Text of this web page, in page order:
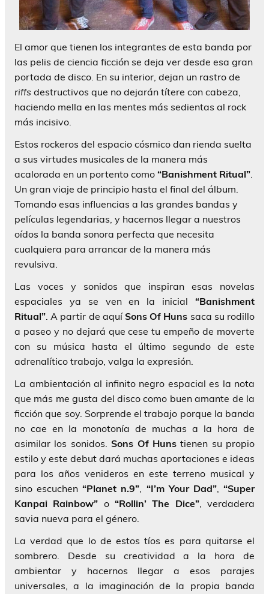
El amor que tienen los integrantes de esta banda por
las pelis de ciencia ficción se deja ver desde esa gran
portada de disco. En su interior, dejan un rastro de
riffs destructivos que no dejarán títere con cabeza,
haciendo mella en las mentes más sedientas al rock
más incisivo.
Estos rockeros del espacio cósmico dan rienda suelta
a sus virtudes musicales de la manera más
acalorada en un portento como “Banishment Ritual”.
Un gran viaje de principio hasta el final del álbum.
Tomando esas influencias a las grandes bandas y
películas legendarias, y hacernos llegar a nuestros
oídos la banda sonora perfecta que necesita
cualquiera para arrancar de la manera más
revulsiva.
Las voces y sonidos que inspiran esas novelas
espaciales ya se ven en la inicial “Banishment
Ritual”. A partir de aquíSons Of Huns saca su rodillo
a paseo y no dejará que cese tu empeño de moverte
con su música hasta el último segundo de este
adrenalítico trabajo, valga la expresión.
La ambientación al infinito negro espacial es la nota
que más me gusta del disco como buen amante de la
ficción que soy. Sorprende el trabajo porque la banda
no cae en la monotonía de muchas a la hora de
asimilar los sonidos.Sons Of Hunstienen su propio
estilo y este debut dará muchas aportaciones e ideas
para los años venideros en este terreno musical y
sino escuchen“Planet n.9”, “I’m Your Dad”,“Super
Kanpai Rainbow” o“Rollin’ The Dice”, verdadera
savia nueva para el género.
La verdad que lo de estos tíos es para quitarse el
sombrero. Desde su creatividad a la hora de
ambientar y hacernos llegar a esos parajes
universales, a la imaginación de la propia banda